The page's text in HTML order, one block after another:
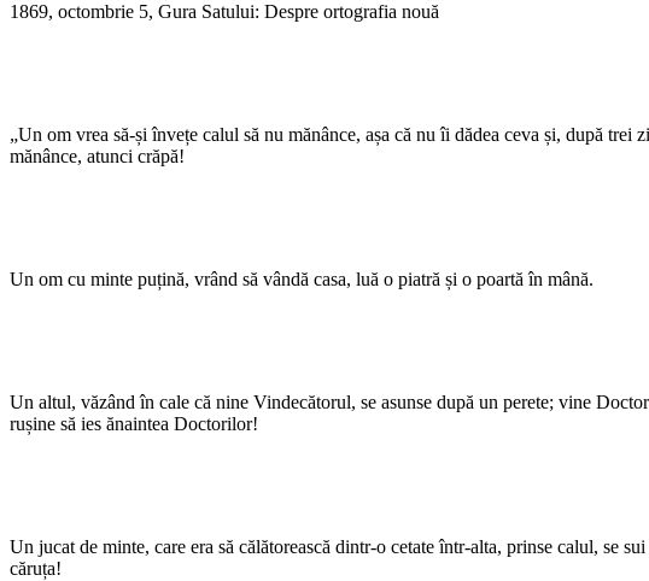
1869, octombrie 5, Gura Satului: Despre ortografia nouă
„Un om vrea să-și învețe calul să nu mănânce, așa că nu îi dădea ceva și, după
mănânce, atunci crăpă!
Un om cu minte puțină, vrând să vândă casa, luă o piatră și o poartă în mână.
Un altul, văzând în cale că nine Vindecătorul, se asunse după un perete; vine
rușine să ies ănaintea Doctorilor!
Un jucat de minte, care era să călătorească dintr-o cetate într-alta, prinse calul, se
căruța!